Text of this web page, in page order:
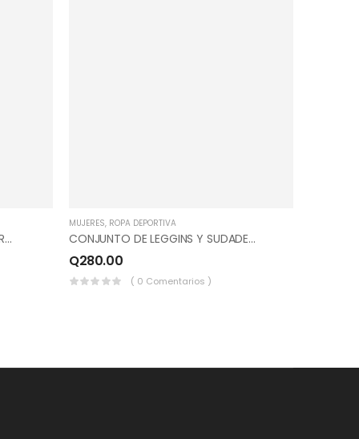
CONJUNTO DE PANTS Y SUDADERO,MC, ZIPER, COLOR AZUL MARINO, GRIS PERLA.
MUJERES, ROPA DEPORTIVA
CONJUNTO DE LEGGINS Y SUDADERO HOMBROS CAIDOS, COLOR PALORA, NEGRO.
Q280.00
( 0 Comentarios )